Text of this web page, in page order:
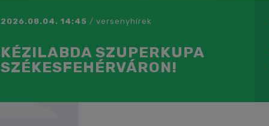
2026.08.04. 14:45 / versenyhírek
KÉZILABDA SZUPERKUPA
SZÉKESFEHÉRVÁRON!